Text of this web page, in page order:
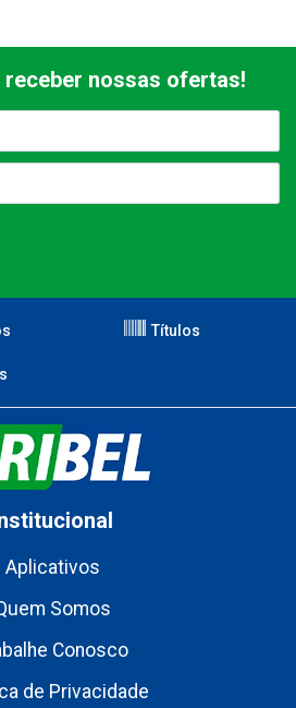
nossas ofertas!
Títulos
Aplicativos
Somos
Conosco
de Privacidade